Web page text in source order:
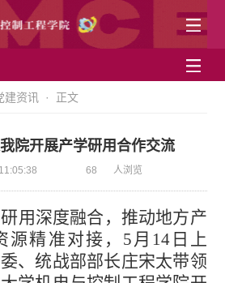
建资讯 · 正文
院开展产学研用合作交流
68 人浏览
用深度融合，推动地方产
源精准对接，5月14日上
、统战部部长庄宋太带领